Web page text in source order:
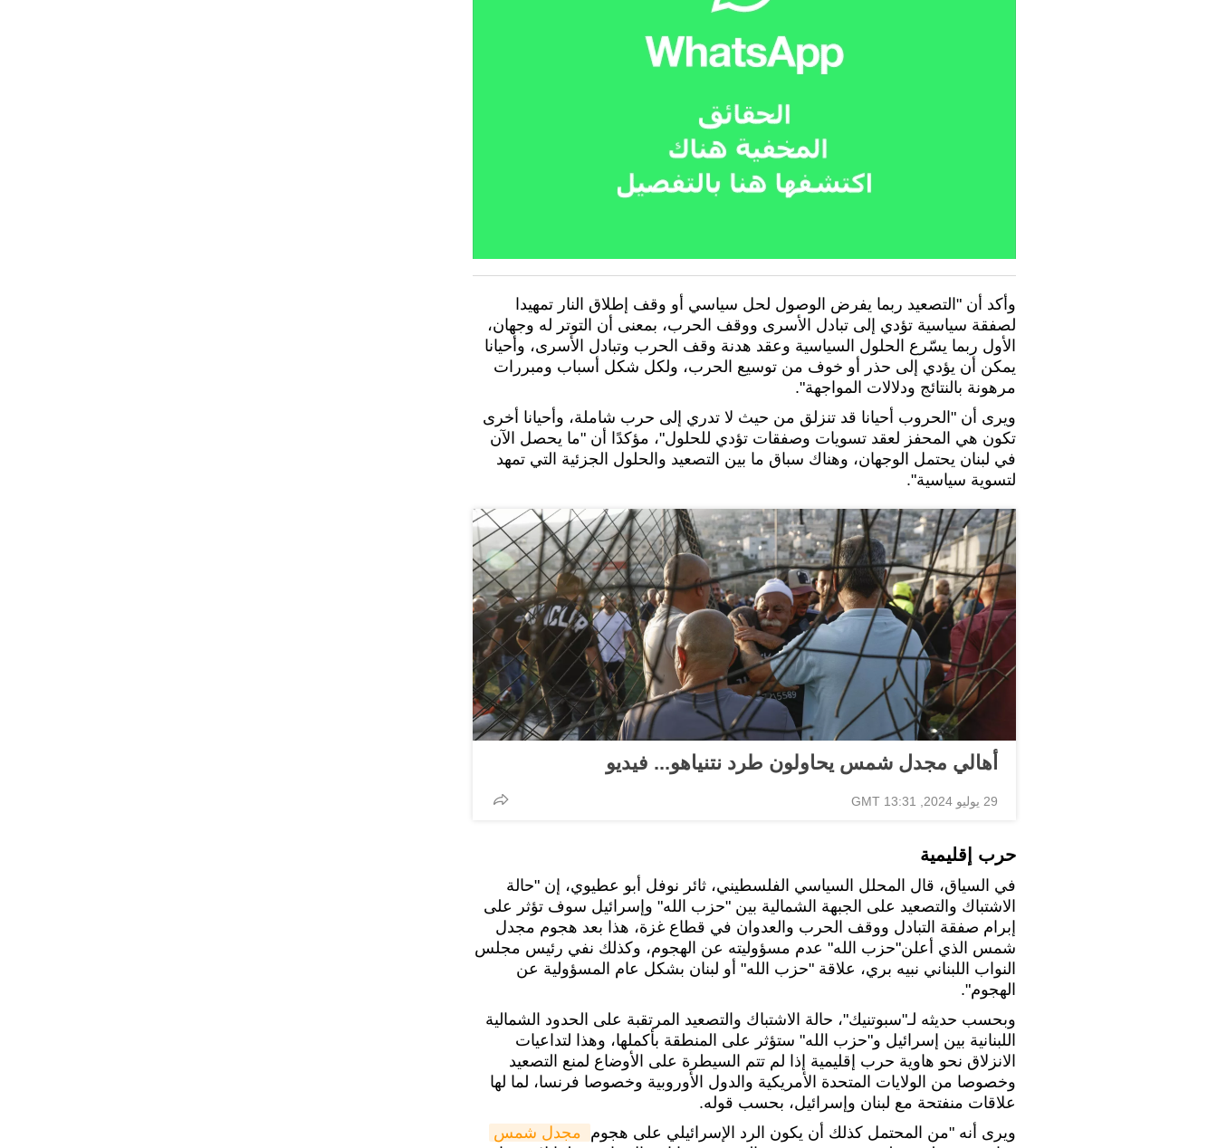
وأكد أن "التصعيد ربما يفرض الوصول لحل سياسي أو وقف إطلاق النار تمهيدا
لصفقة سياسية تؤدي إلى تبادل الأسرى ووقف الحرب، بمعنى أن التوتر له وجهان،
الأول ربما يسّرع الحلول السياسية وعقد هدنة وقف الحرب وتبادل الأسرى، وأحيانا
يمكن أن يؤدي إلى حذر أو خوف من توسيع الحرب، ولكل شكل أسباب ومبررات
مرهونة بالنتائج ودلالات المواجهة".
ويرى أن "الحروب أحيانا قد تنزلق من حيث لا تدري إلى حرب شاملة، وأحيانا أخرى
تكون هي المحفز لعقد تسويات وصفقات تؤدي للحلول"، مؤكدًا أن "ما يحصل الآن
في لبنان يحتمل الوجهان، وهناك سباق ما بين التصعيد والحلول الجزئية التي تمهد
لتسوية سياسية".
أهالي مجدل شمس يحاولون طرد نتنياهو... فيديو
29 يوليو 2024, 13:31 GMT
حرب إقليمية
في السياق، قال المحلل السياسي الفلسطيني، ثائر نوفل أبو عطيوي، إن "حالة
الاشتباك والتصعيد على الجبهة الشمالية بين "حزب الله" وإسرائيل سوف تؤثر على
إبرام صفقة التبادل ووقف الحرب والعدوان في قطاع غزة، هذا بعد هجوم مجدل
شمس الذي أعلن"حزب الله" عدم مسؤوليته عن الهجوم، وكذلك نفي رئيس مجلس
النواب اللبناني نبيه بري، علاقة "حزب الله" أو لبنان بشكل عام المسؤولية عن
الهجوم".
وبحسب حديثه لـ"سبوتنيك"، حالة الاشتباك والتصعيد المرتقبة على الحدود الشمالية
اللبنانية بين إسرائيل و"حزب الله" ستؤثر على المنطقة بأكملها، وهذا لتداعيات
الانزلاق نحو هاوية حرب إقليمية إذا لم تتم السيطرة على الأوضاع لمنع التصعيد
وخصوصا من الولايات المتحدة الأمريكية والدول الأوروبية وخصوصا فرنسا، لما لها
علاقات منفتحة مع لبنان وإسرائيل، بحسب قوله.
ويرى أنه "من المحتمل كذلك أن يكون الرد الإسرائيلي على هجوم مجدل شمس